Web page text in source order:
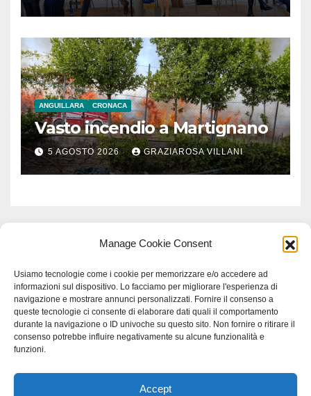
Manage Cookie Consent
Usiamo tecnologie come i cookie per memorizzare e/o accedere ad
informazioni sul dispositivo. Lo facciamo per migliorare l'esperienza di
navigazione e mostrare annunci personalizzati. Fornire il consenso a
queste tecnologie ci consente di elaborare dati quali il comportamento
durante la navigazione o ID univoche su questo sito. Non fornire o ritirare il
consenso potrebbe influire negativamente su alcune funzionalità e
funzioni.
Accept
ANGUILLARA CRONACA
Vasto incendio a Martignano
5 AGOSTO 2026 GRAZIAROSA VILLANI
Proudly powered by WordPress|Tema: Newspaperex di